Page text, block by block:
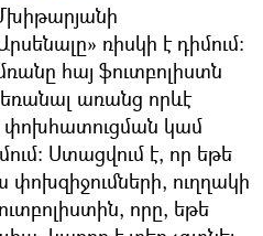
ռիսկի է դիմում:
հայ ֆուտբոլիստն
առանց որևէ
փոխհատուցման կամ
Ստացվում է, որ եթե
փոխզիջումների, ուղղակի
որը, եթե